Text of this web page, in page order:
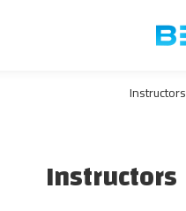
Instructors
Instructors